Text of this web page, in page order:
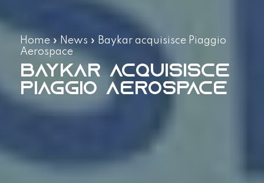
Home» News » Baykar acquisisce Piaggio
Aerospace
Baykar acquisisce
Piaggio Aerospace